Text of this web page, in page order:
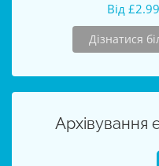
Від
Дізнатися
Архівування